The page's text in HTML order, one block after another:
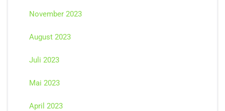
November 2023
August 2023
Juli 2023
Mai 2023
April 2023